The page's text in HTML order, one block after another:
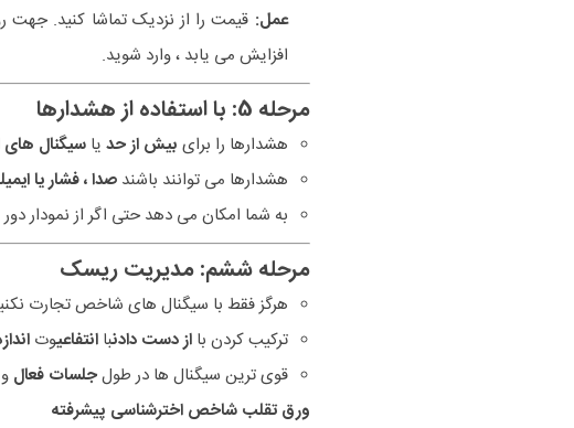
عمل: قیمت را از نزدیک تماشا کنید. جهت
افزایش می یابد ، وارد شوید.
مرحله 5: با استفاده از هشدارها
هشدارها را برای بیش از حد یاسیگنال های
هشدارها می توانند باشندصدا ، فشار یا ایمیل
به شما امکان می دهد حتی اگر از نمودار
مرحله ششم: مدیریت ریسک
هرگز فقط با سیگنال های شاخص تجارت
ترکیب کردن بااز دست دادنباانتفاعیوت
قوی ترین سیگنال ها در طولجلسات فعال
ورق تقلب شاخص اخترشناسی پیشرفته